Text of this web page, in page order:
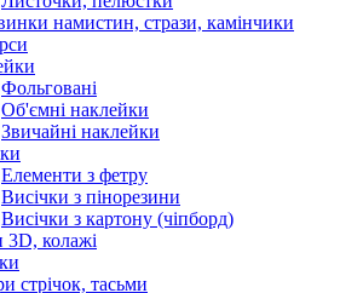
намистин, стрази, камінчики
Фольговані
Об'ємні наклейки
Звичайні наклейки
Елементи з фетру
Висічки з пінорезини
Висічки з картону (чіпборд)
3D, колажі
стрічок, тасьми